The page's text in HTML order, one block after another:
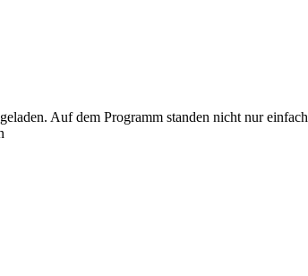
Auf dem Programm standen nicht nur